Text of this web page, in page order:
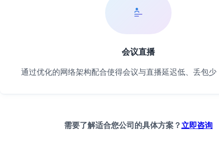
会议直播
通过优化的网络架构配合使得会议与直播延迟低、丢包少
需要了解适合您公司的具体方案？立即咨询